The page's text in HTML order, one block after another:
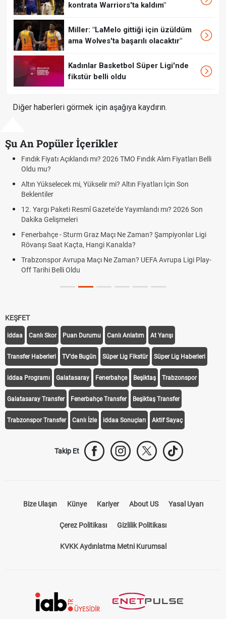
kontrata Warriors'ta kaldım"
Miller: "LaMelo gittiği için üzüldüm
ama Wolves'ta başarılı olacaktır"
Kadınlar Basketbol Süper Ligi'nde
fikstür belli oldu
Diğer haberleri görmek için aşağıya kaydırın.
Şu An Popüler İçerikler
Fındık Fiyatı Açıklandı mı? 2026 TMO Fındık Alım Fiyatları Belli
Oldu mu?
Altın Yükselecek mi, Yükselir mi? Altın Fiyatları İçin Son
Beklentiler
12. Yargı Paketi Resmî Gazete'de Yayımlandı mı? 2026 Son
Dakika Gelişmeleri
Fenerbahçe - Sturm Graz Maçı Ne Zaman? Şampiyonlar Ligi
Rövanşı Saat Kaçta, Hangi Kanalda?
Trabzonspor Avrupa Maçı Ne Zaman? UEFA Avrupa Ligi Play-
Off Tarihi Belli Oldu
KEŞFET
iddaa Canlı Skor Puan Durumu Canlı Anlatım At Yarışı
Transfer Haberleri TV'de Bugün Süper Lig Fikstür Süper Lig Haberleri
iddaa Programı Galatasaray Fenerbahçe Beşiktaş Trabzonspor
Galatasaray Transfer Fenerbahçe Transfer Beşiktaş Transfer
Trabzonspor Transfer Canlı İzle iddaa Sonuçları Aktif Sayaç
Takip Et
Bize Ulaşın Künye Kariyer About US Yasal Uyarı
Çerez Politikası Gizlilik Politikası
KVKK Aydınlatma Metni Kurumsal